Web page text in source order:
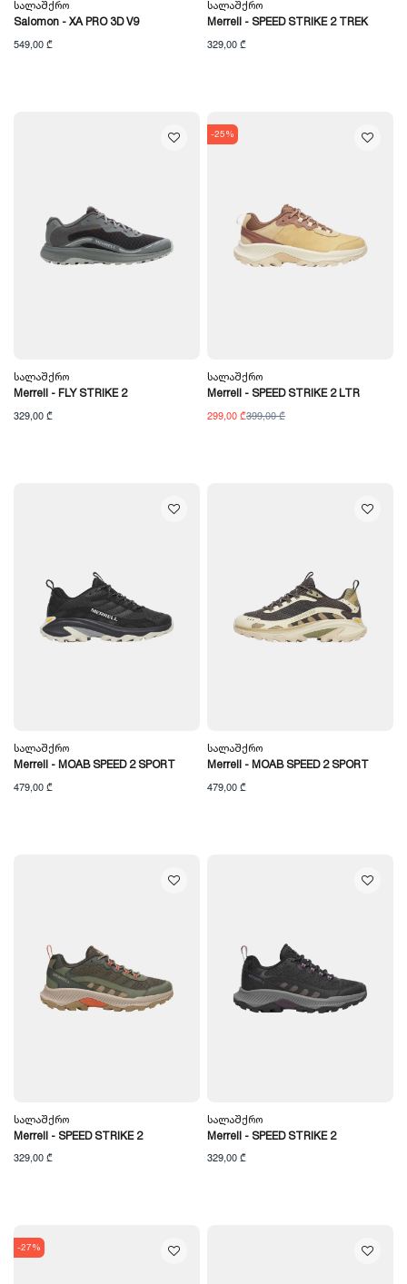
Სალაშქრო
Salomon - XA PRO 3D V9
549,00 ₾
Სალაშქრო
Merrell - SPEED STRIKE 2 TREK
329,00 ₾
Სალაშქრო
Merrell - FLY STRIKE 2
329,00 ₾
-25%
Სალაშქრო
Merrell - SPEED STRIKE 2 LTR
299,00 ₾399,00 ₾
Სალაშქრო
Merrell - MOAB SPEED 2 SPORT
479,00 ₾
Სალაშქრო
Merrell - MOAB SPEED 2 SPORT
479,00 ₾
Სალაშქრო
Merrell - SPEED STRIKE 2
329,00 ₾
Სალაშქრო
Merrell - SPEED STRIKE 2
329,00 ₾
-27%